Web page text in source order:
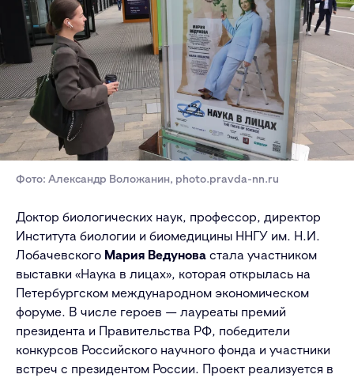
Фото: Александр Воложанин, photo.pravda-nn.ru
Доктор биологических наук, профессор, директор
Института биологии и биомедицины ННГУ им. Н.И.
Лобачевского Мария Ведунова стала участником
выставки «Наука в лицах», которая открылась на
Петербургском международном экономическом
форуме. В числе героев — лауреаты премий
президента и Правительства РФ, победители
конкурсов Российского научного фонда и участники
встреч с президентом России. Проект реализуется в